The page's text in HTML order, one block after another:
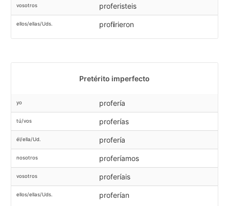
vosotros proferisteis
ellos/ellas/Uds. profirieron
Pretérito imperfecto
yo profería
tú/vos proferías
él/ella/Ud. profería
nosotros proferíamos
vosotros proferíais
ellos/ellas/Uds. proferían